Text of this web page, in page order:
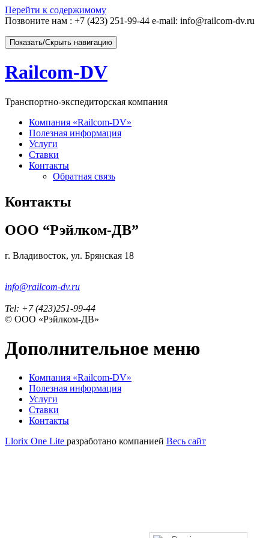
Перейти к содержимому
Позвоните нам : +7 (423) 251-99-44 e-mail: info@railcom-dv.ru
Показать/Скрыть навигацию
Railcom-DV
Транспортно-экспедиторская компания
Компания «Railcom-DV»
Полезная информация
Услуги
Ставки
Контакты
Обратная связь
Контакты
ООО “Рэйлком-ДВ”
г. Владивосток, ул. Брянская 18
info@railcom-dv.ru
Tel: +7 (423)251-99-44
© ООО «Рэйлком-ДВ»
Дополнительное меню
Компания «Railcom-DV»
Полезная информация
Услуги
Ставки
Контакты
Llorix One Lite разработано компанией Весь сайт